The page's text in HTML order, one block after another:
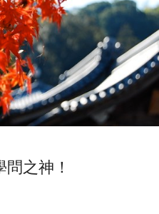
之神！